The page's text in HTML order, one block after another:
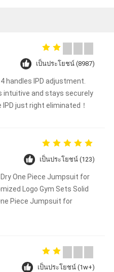
เป็นประโยชน์ (8987)
handles IPD adjustment.
intuitive and stays securely
just right eliminated！
เป็นประโยชน์ (123)
One Piece Jumpsuit for
Logo Gym Sets Solid
Piece Jumpsuit for
เป็นประโยชน์ (1w+)